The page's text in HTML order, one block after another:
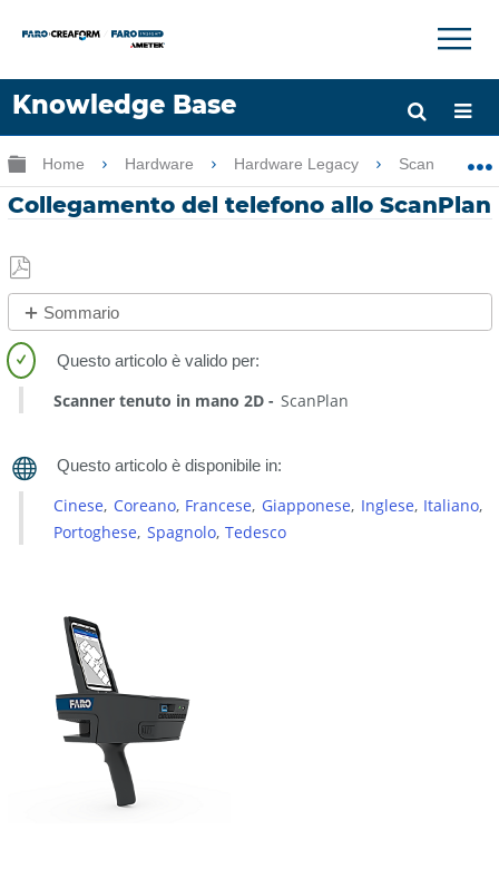
Knowledge Base
Lingua
Chiedere aiuto Accesso
×
Ingrandisci/riduci gerarchia globale
Home Hardware Hardware Legacy ScanPlan
Collegamento del telefono allo ScanPlan
Salva
come
PDF
Sommario
rapida
Panoramica
del
telefono
Android
telefono
Vedere
anche
Scanner tenuto in mano 2D ScanPlan
Cinese Coreano Francese Giapponese Inglese Italiano
Portoghese Spagnolo Tedesco